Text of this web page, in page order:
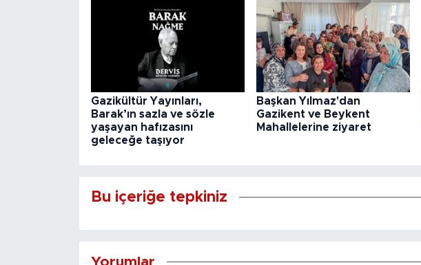
Gazikültür Yayınları,
Barak’ın sazla ve sözle
yaşayan hafızasını
geleceğe taşıyor
Başkan Yılmaz'dan
Gazikent ve Beykent
Mahallelerine ziyaret
Bu içeriğe tepkiniz
Yorumlar